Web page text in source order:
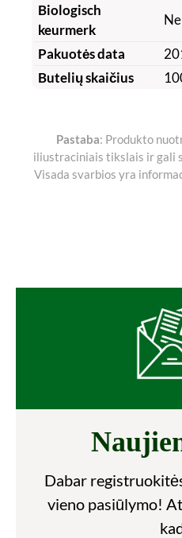
Biologisch
keurmerk
Ne
Pakuotės data
Butelių skaičius
Pastaba: Produkto
iliustraciniais tikslais ir gali
Visada svarbios yra
Dabar
vieno pasiūlymo!